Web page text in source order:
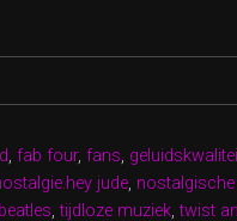
, fab four, fans,
jude, nostalgische
,tijdloze muziek,twist